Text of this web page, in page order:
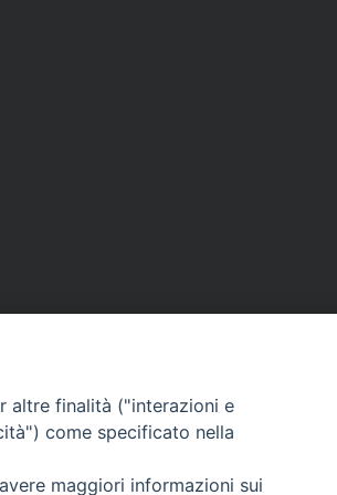
SEGUICI SU
altre finalità ("interazioni e
come specificato nella
maggiori informazioni sui